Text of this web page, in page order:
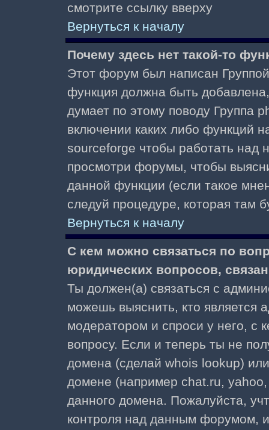
смотрите ссылку вверху
Вернуться к началу
Почему здесь нет такой-то
Этот форум был написан
функция должна быть
думает по этому поводу Группа
включении каких либо функций
sourceforge чтобы работать над
просмотри форумы, чтобы
данной функции (если такое
следуй процедуре, которая там
Вернуться к началу
С кем можно связаться по
юридических вопросов,
Ты должен(а) связаться с
можешь выяснить, кто является
модератором и спроси у него, с
вопросу. Если и теперь ты не
домена (сделай whois lookup)
домене (например chat.ru,
данного домена. Пожалуйста,
контроля над данным форумом,